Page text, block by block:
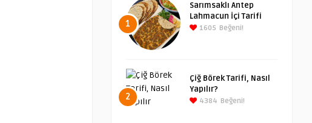
1
Sarımsaklı Antep
Lahmacun İçi Tarifi
1605 Beğeni!
2
Çiğ Börek Tarifi, Nasıl
Yapılır?
4384 Beğeni!